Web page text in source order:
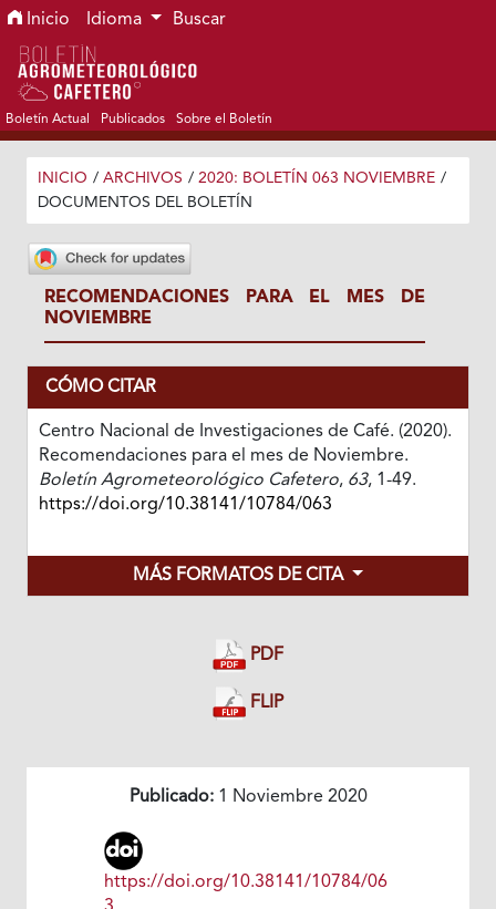
Ir al menú de navegación principal
Ir al contenido principal
Ir al pie de página del sitio
Inicio Idioma Buscar
Boletín Actual Publicados Sobre el Boletín
INICIO / ARCHIVOS / 2020: BOLETÍN 063 NOVIEMBRE /
DOCUMENTOS DEL BOLETÍN
RECOMENDACIONES PARA EL MES DE
NOVIEMBRE
CÓMO CITAR
Centro Nacional de Investigaciones de Café. (2020).
Recomendaciones para el mes de Noviembre.
Boletín Agrometeorológico Cafetero, 63, 1-49.
https://doi.org/10.38141/10784/063
MÁS FORMATOS DE CITA
PDF
FLIP
Publicado:1 Noviembre 2020
https://doi.org/10.38141/10784/06